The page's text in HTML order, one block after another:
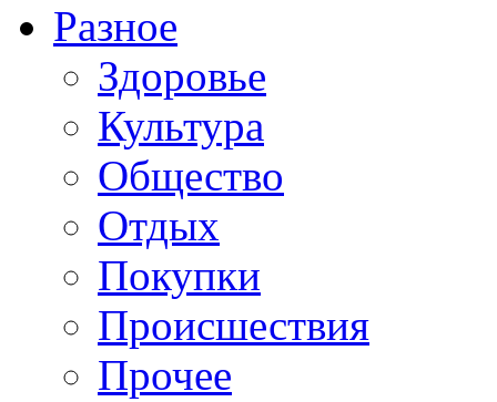
Разное
Здоровье
Культура
Общество
Отдых
Покупки
Происшествия
Прочее